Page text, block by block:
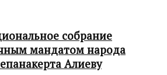
собрание
мандатом народа
Алиеву